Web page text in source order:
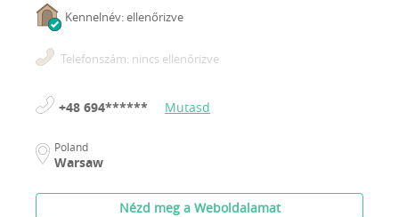
Kennelnév: ellenőrizve
Telefonszám: nincs ellenőrizve
+48 694****** Mutasd
Poland
Warsaw
Nézd meg a Weboldalamat